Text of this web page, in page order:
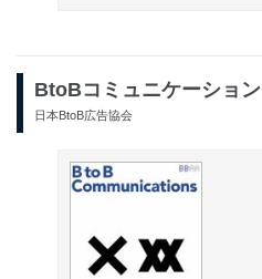
BtoBコミュニケーション
日本BtoB広告協会